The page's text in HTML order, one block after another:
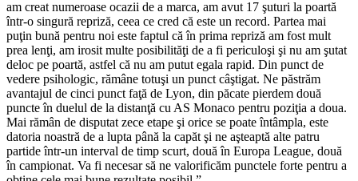
am creat numeroase ocazii de a marca, am avut 17 şuturi la poartă
într-o singură repriză, ceea ce cred că este un record. Partea mai
puţin bună pentru noi este faptul că în prima repriză am fost mult
prea lenţi, am irosit multe posibilităţi de a fi periculoşi şi nu am şutat
deloc pe poartă, astfel că nu am putut egala rapid. Din punct de
vedere psihologic, rămâne totuşi un punct câştigat. Ne păstrăm
avantajul de cinci punct faţă de Lyon, din păcate pierdem două
puncte în duelul de la distanţă cu AS Monaco pentru poziţia a doua.
Mai rămân de disputat zece etape şi orice se poate întâmpla, este
datoria noastră de a lupta până la capăt şi ne aşteaptă alte patru
partide într-un interval de timp scurt, două în Europa League, două
în campionat. Va fi necesar să ne valorificăm punctele forte pentru a